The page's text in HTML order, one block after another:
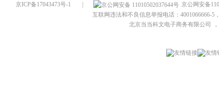
京ICP备17043473号-1
京公网安备
互联网违法和不良信息举报电话：4001066666-5
北京当当科文电子商务有限公司